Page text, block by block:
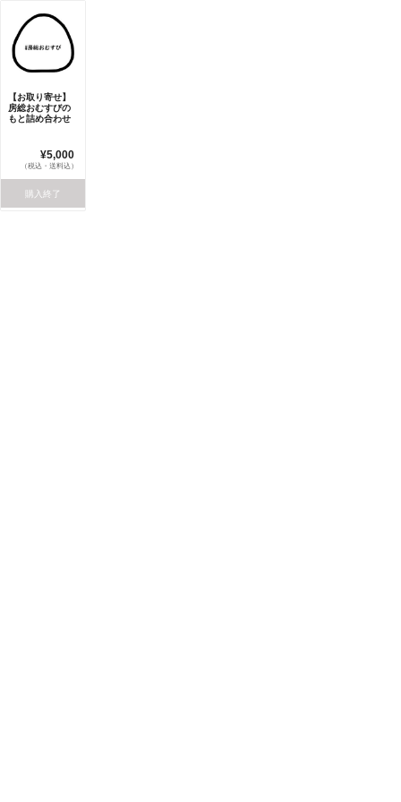
【お取り寄せ】
房総おむすびの
もと詰め合わせ
¥5,000
（税込・送料込）
購入終了